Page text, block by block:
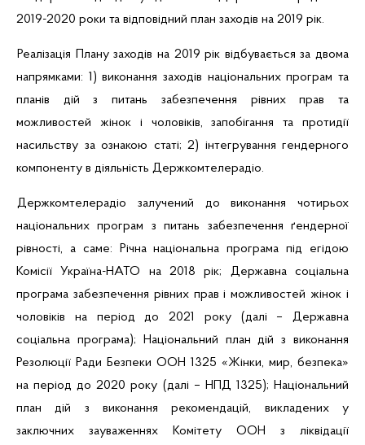
2019-2020 роки та відповідний план заходів на 2019 рік.
Реалізація Плану заходів на 2019 рік відбувається за двома
напрямками: 1) виконання заходів національних програм та
планів дій з питань забезпечення рівних прав та
можливостей жінок і чоловіків, запобігання та протидії
насильству за ознакою статі; 2) інтегрування гендерного
компоненту в діяльність Держкомтелерадіо.
Держкомтелерадіо залучений до виконання чотирьох
національних програм з питань забезпечення ґендерної
рівності, а саме:
Річна національна програма під егідою
Комісії Україна-НАТО на 2018 рік; Державна соціальна
програма забезпечення рівних прав і можливостей жінок і
чоловіків на період до 2021 року (далі – Державна
соціальна програма); Національний план дій з виконання
Резолюції Ради Безпеки ООН 1325 «Жінки, мир, безпека»
на період до 2020 року (далі – НПД 1325); Національний
план дій з виконання рекомендацій, викладених у
заключних зауваженнях Комітету ООН з ліквідації